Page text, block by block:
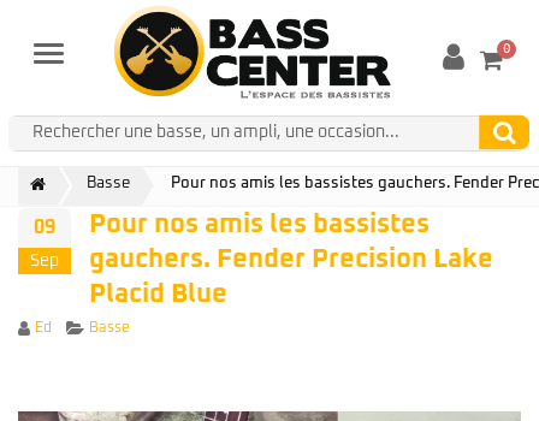
Menu 0
Basse Pour nos amis les bassistes gauchers. Fender
09
Sep
Pour nos amis les bassistes
gauchers. Fender Precision Lake
Placid Blue
Author
Ed Categories
Basse